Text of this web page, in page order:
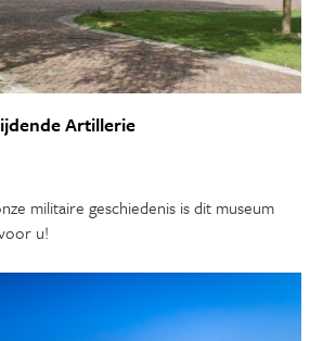
Artillerie
militaire geschiedenis is dit museum
u!